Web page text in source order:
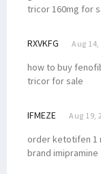
tricor 160mg for
RXVKFG Aug
how to buy
tricor for sale
IFMEZE Aug 19,
order ketotifen 1
brand imipramine